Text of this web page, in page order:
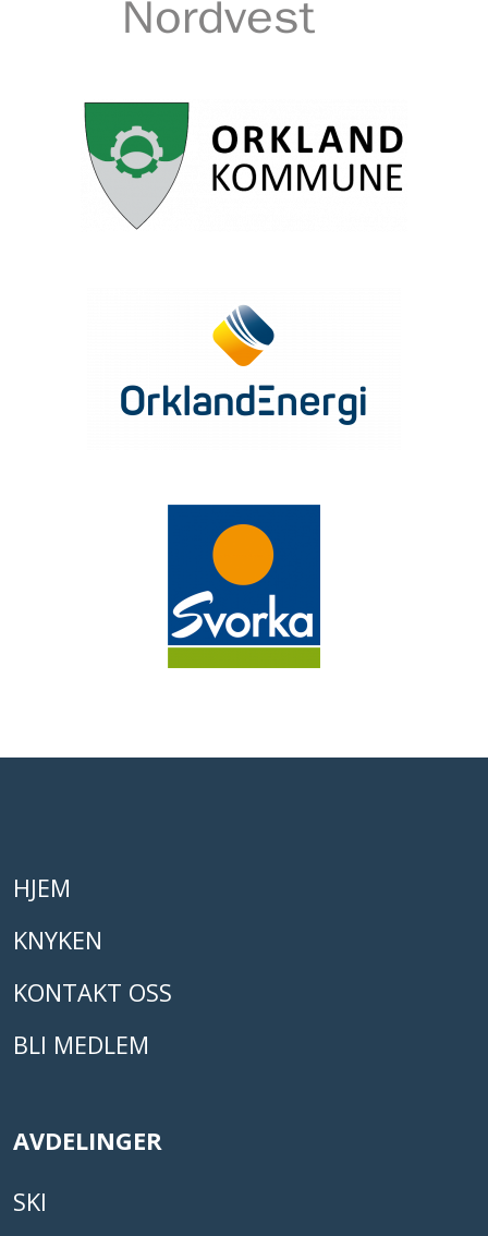
HJEM
KNYKEN
KONTAKT OSS
BLI MEDLEM
AVDELINGER
SKI